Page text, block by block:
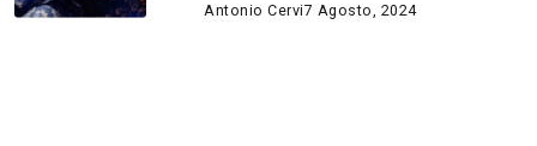
Antonio Cervi7 Agosto, 2024